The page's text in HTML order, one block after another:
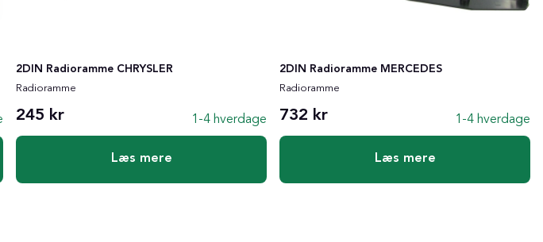
2DIN Radioramme CHRYSLER
Radioramme
245 kr 1-4 hverdage
Læs mere
2DIN Radioramme MERCEDES
Radioramme
732 kr 1-4 hverdage
Læs mere